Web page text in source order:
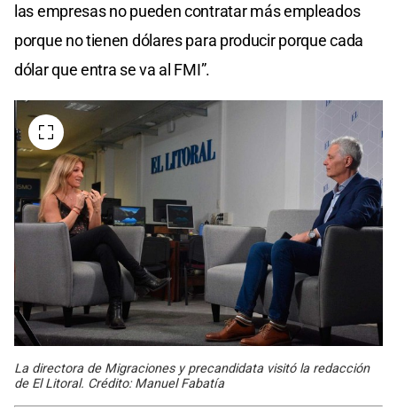
las empresas no pueden contratar más empleados
porque no tienen dólares para producir porque cada
dólar que entra se va al FMI”.
La directora de Migraciones y precandidata visitó la redacción
de El Litoral. Crédito: Manuel Fabatía